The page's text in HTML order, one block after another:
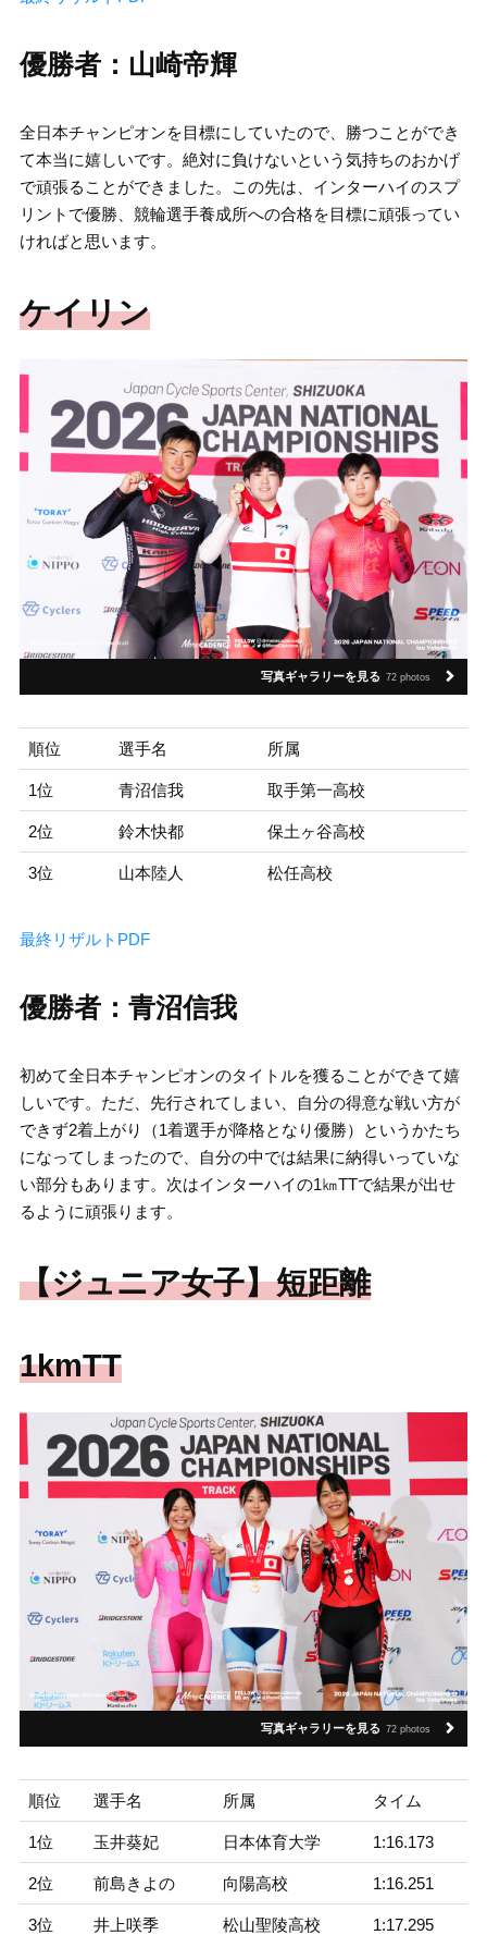
優勝者：山崎帝輝
全日本チャンピオンを目標にしていたので、勝つことができ
て本当に嬉しいです。絶対に負けないという気持ちのおかげ
で頑張ることができました。この先は、インターハイのスプ
リントで優勝、競輪選手養成所への合格を目標に頑張ってい
ければと思います。
ケイリン
写真ギャラリーを見る 72 photos
順位 選手名 所属
1位 青沼信我 取手第一高校
2位 鈴木快都 保土ヶ谷高校
3位 山本陸人 松任高校
最終リザルトPDF
優勝者：青沼信我
初めて全日本チャンピオンのタイトルを獲ることができて嬉
しいです。ただ、先行されてしまい、自分の得意な戦い方が
できず2着上がり（1着選手が降格となり優勝）というかたち
になってしまったので、自分の中では結果に納得いっていな
い部分もあります。次はインターハイの1㎞TTで結果が出せ
るように頑張ります。
【ジュニア女子】短距離
1kmTT
写真ギャラリーを見る 72 photos
順位 選手名 所属 タイム
1位 玉井葵妃 日本体育大学 1:16.173
2位 前島きよの 向陽高校 1:16.251
3位 井上咲季 松山聖陵高校 1:17.295